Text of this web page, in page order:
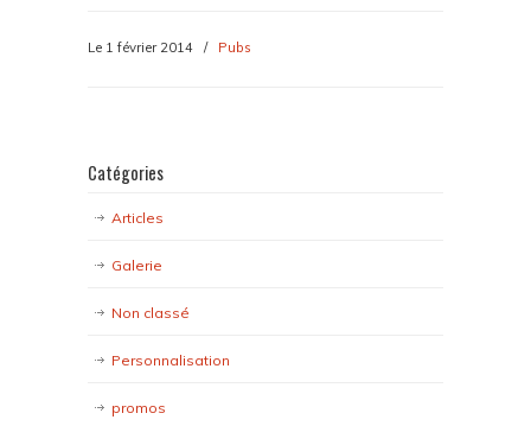
Le 1 février 2014 / Pubs
Catégories
Articles
Galerie
Non classé
Personnalisation
promos